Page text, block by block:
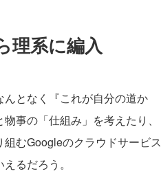
理系に編入
となく『これが自分の道か
事の「仕組み」を考えたり、
むGoogleのクラウドサービス
るだろう。